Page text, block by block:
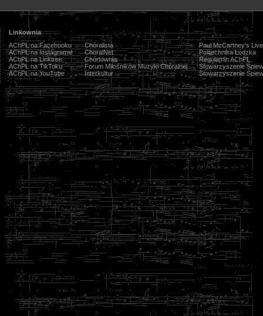
Linkownia
AChPŁ na Facebooku
AChPŁ na Instagramie
AChPŁ na Linktree
AChPŁ na TikToku
AChPŁ na YouTube
Chóralista
ChoralNet
Chórtownia
Forum Miłośników Muzyki Chóralnej
Interkultur
Paul McCartney's
Politechnika Łódzka
Regulamin AChPŁ
Stowarzyszenie
Stowarzyszenie